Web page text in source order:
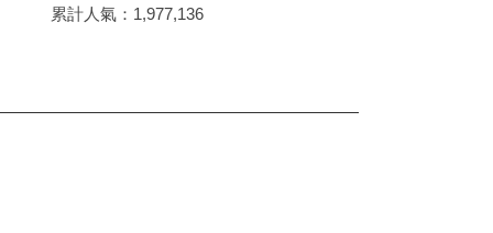
累計人氣： 1,977,136